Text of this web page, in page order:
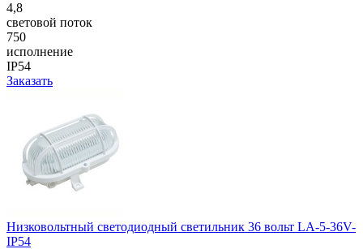
4,8
световой поток
750
исполнение
IP54
Заказать
Низковольтный светодиодный светильник 36 вольт LA-5-36V-
IP54